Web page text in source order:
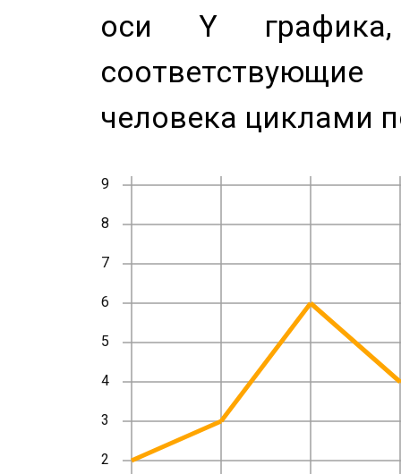
оси Y
человека циклами